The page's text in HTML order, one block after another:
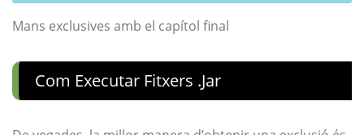
Mans exclusives amb el capítol final
Com Executar Fitxers .jar